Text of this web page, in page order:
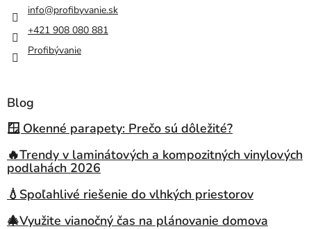
info@profibyvanie.sk
+421 908 080 881
Profibývanie
Blog
🪟 Okenné parapety: Prečo sú dôležité?
🔥Trendy v laminátových a kompozitných vinylových
podlahách 2026
💧Spoľahlivé riešenie do vlhkých priestorov
🎄Využite vianočný čas na plánovanie domova